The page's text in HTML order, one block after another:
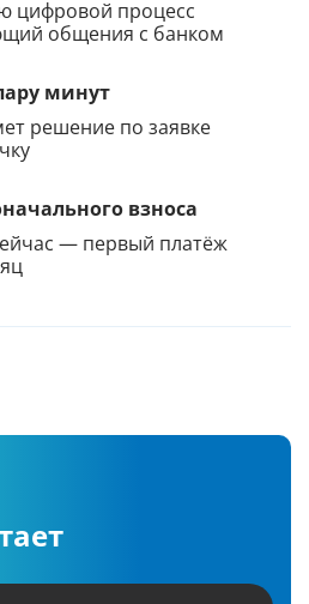
цифровой процесс
общения с банком
минут
решение по заявке
взноса
— первый платёж